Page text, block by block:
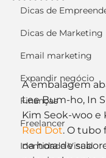
Dicas de
Dicas de Marketing
Email marketing
Expandir negócio
Finanças
Freelancer
Identidade Visual
A embalagem
Lee Bum-ho, In
Kim Seok-woo
Red Dot. O tubo
na hora de